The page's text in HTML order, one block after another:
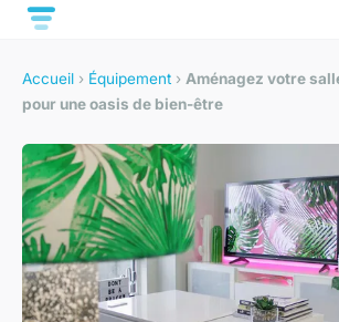
Accueil › Équipement › Aménagez votre
pour une oasis de bien-être